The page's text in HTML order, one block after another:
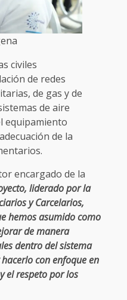
civiles
de redes
de gas y de
de aire
equipamiento
de la
encargado de la
liderado por la
y Carcelarios,
hemos asumido como
de manera
dentro del sistema
con enfoque en
el respeto por los